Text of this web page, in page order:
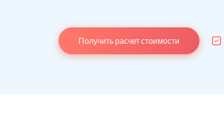
Получить расчет стоимости